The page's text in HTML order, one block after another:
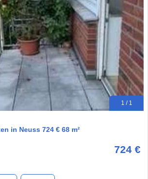
1 / 1
in Neuss 724 € 68 m²
724 €